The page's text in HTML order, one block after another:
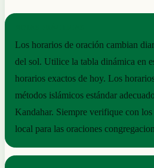
Los horarios de oración cambian
del sol. Utilice la tabla dinámica en
horarios exactos de hoy. Los
métodos islámicos estándar
Kandahar. Siempre verifique con
local para las oraciones